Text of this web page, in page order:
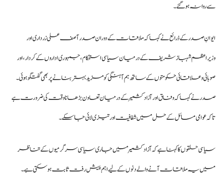
سے روانہ ہوگئے۔
ایوانِ صدر کے ذرائع نے کہا کہ ملاقات کے دوران صدر آصف علی زرداری اور
وزیراعظم شہباز شریف کے درمیان سیاسی استحکام، جمہوری اداروں کے کردار، اور
صوبائی و علاقائی حکومتوں کے ساتھ ہم آہنگی کو مزید بہتر بنانے پر بھی گفتگو ہوئی۔
صدر نے کہا کہ وفاق اور آزاد کشمیر کے درمیان تعاون بڑھانا وقت کی ضرورت ہے
تاکہ عوامی مسائل کے حل میں شفافیت اور تیزی لائی جا سکے۔
سیاسی حلقوں کا کہنا ہے کہ آزاد کشمیر میں جاری سیاسی سرگرمیوں کے تناظر
میں یہ ملاقات آنے والے دنوں کے لیے اہم پیش رفت ثابت ہو سکتی ہے۔